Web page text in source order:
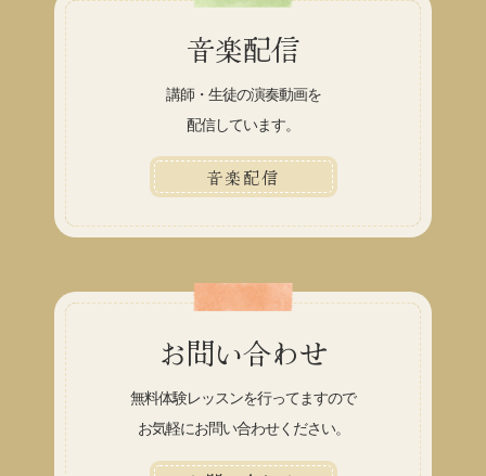
音楽配信
講師・生徒の演奏動画を
配信しています。
音楽配信
お問い合わせ
無料体験レッスンを行ってますので
お気軽にお問い合わせください。